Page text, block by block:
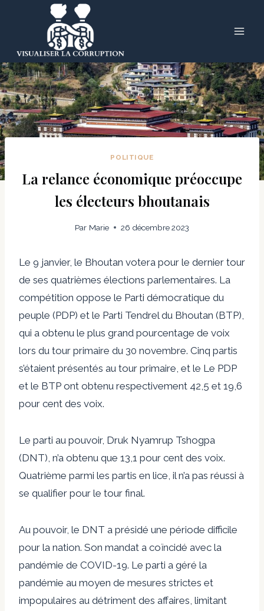
POLITIQUE
La relance économique préoccupe
les électeurs bhoutanais
Par Marie 26 décembre 2023
Le 9 janvier, le Bhoutan votera pour le dernier tour
de ses quatrièmes élections parlementaires. La
compétition oppose le Parti démocratique du
peuple (PDP) et le Parti Tendrel du Bhoutan (BTP),
qui a obtenu le plus grand pourcentage de voix
lors du tour primaire du 30 novembre. Cinq partis
s’étaient présentés au tour primaire, et le Le PDP
et le BTP ont obtenu respectivement 42,5 et 19,6
pour cent des voix.
Le parti au pouvoir, Druk Nyamrup Tshogpa
(DNT), n’a obtenu que 13,1 pour cent des voix.
Quatrième parmi les partis en lice, il n’a pas réussi à
se qualifier pour le tour final.
Au pouvoir, le DNT a présidé une période difficile
pour la nation. Son mandat a coïncidé avec la
pandémie de COVID-19. Le parti a géré la
pandémie au moyen de mesures strictes et
impopulaires au détriment des affaires, limitant